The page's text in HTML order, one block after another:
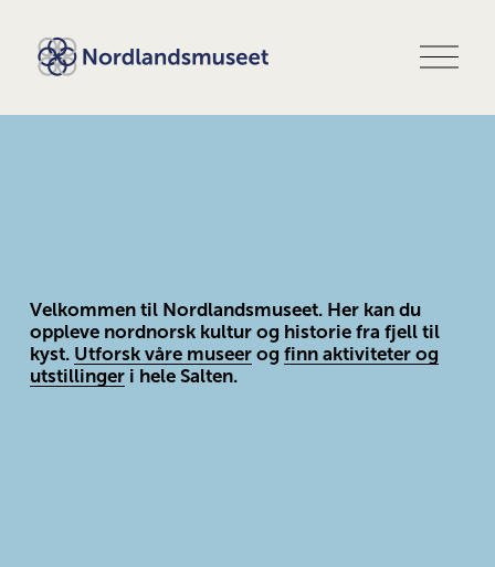
Å
p
e
Velkommen til Nordlandsmuseet. Her kan du
oppleve nordnorsk kultur og historie fra fjell til
kyst. Utforsk våre museer og finn aktiviteter og
utstillinger i hele Salten.